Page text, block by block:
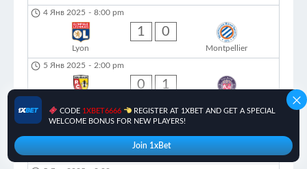
4 Янв 2025 - 8:00 pm
Lyon
1 0
Montpellier
5 Янв 2025 - 2:00 pm
0 1
5 Янв 2025 - 2:00 pm
Angers
2 0
Stade Brestois 29
CODE 1XBET6666
REGISTER AT 1XBET AND GET A SPECIAL
WELCOME BONUS FOR NEW PLAYERS!
Join 1xBet